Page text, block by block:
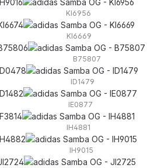
KI6956
KI6669
B75807
ID1479
IE0877
IH4881
IH9015